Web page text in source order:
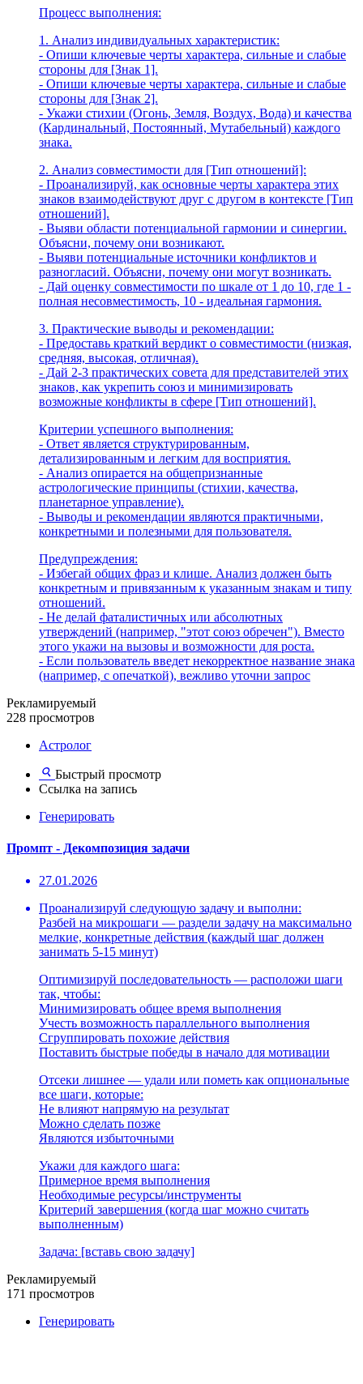
Процесс выполнения:
1. Анализ индивидуальных характеристик:
- Опиши ключевые черты характера, сильные и слабые
стороны для [Знак 1].
- Опиши ключевые черты характера, сильные и слабые
стороны для [Знак 2].
- Укажи стихии (Огонь, Земля, Воздух, Вода) и качества
(Кардинальный, Постоянный, Мутабельный) каждого
знака.
2. Анализ совместимости для [Тип отношений]:
- Проанализируй, как основные черты характера этих
знаков взаимодействуют друг с другом в контексте [Тип
отношений].
- Выяви области потенциальной гармонии и синергии.
Объясни, почему они возникают.
- Выяви потенциальные источники конфликтов и
разногласий. Объясни, почему они могут возникать.
- Дай оценку совместимости по шкале от 1 до 10, где 1 -
полная несовместимость, 10 - идеальная гармония.
3. Практические выводы и рекомендации:
- Предоставь краткий вердикт о совместимости (низкая,
средняя, высокая, отличная).
- Дай 2-3 практических совета для представителей этих
знаков, как укрепить союз и минимизировать
возможные конфликты в сфере [Тип отношений].
Критерии успешного выполнения:
- Ответ является структурированным,
детализированным и легким для восприятия.
- Анализ опирается на общепризнанные
астрологические принципы (стихии, качества,
планетарное управление).
- Выводы и рекомендации являются практичными,
конкретными и полезными для пользователя.
Предупреждения:
- Избегай общих фраз и клише. Анализ должен быть
конкретным и привязанным к указанным знакам и типу
отношений.
- Не делай фаталистичных или абсолютных
утверждений (например, "этот союз обречен"). Вместо
этого укажи на вызовы и возможности для роста.
- Если пользователь введет некорректное название знака
(например, с опечаткой), вежливо уточни запрос
Рекламируемый
228 просмотров
Астролог
Быстрый просмотр
Ссылка на запись
Генерировать
Промпт - Декомпозиция задачи
27.01.2026
Проанализируй следующую задачу и выполни:
Разбей на микрошаги — раздели задачу на максимально
мелкие, конкретные действия (каждый шаг должен
занимать 5-15 минут)
Оптимизируй последовательность — расположи шаги
так, чтобы:
Минимизировать общее время выполнения
Учесть возможность параллельного выполнения
Сгруппировать похожие действия
Поставить быстрые победы в начало для мотивации
Отсеки лишнее — удали или пометь как опциональные
все шаги, которые:
Не влияют напрямую на результат
Можно сделать позже
Являются избыточными
Укажи для каждого шага:
Примерное время выполнения
Необходимые ресурсы/инструменты
Критерий завершения (когда шаг можно считать
выполненным)
Задача: [вставь свою задачу]
Рекламируемый
171 просмотров
Генерировать